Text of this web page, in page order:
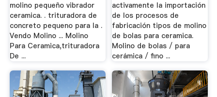
molino pequeño vibrador
ceramica. . trituradora de
concreto pequeno para la .
Vendo Molino ... Molino
Para Ceramica,trituradora
De ...
activamente la importación
de los procesos de
fabricación tipos de molino
de bolas para ceramica.
Molino de bolas / para
cerámica / fino ...